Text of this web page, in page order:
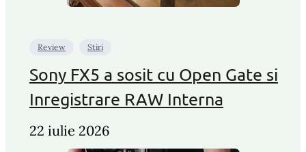
Review Stiri
Sony FX5 a sosit cu Open Gate si
Inregistrare RAW Interna
22 iulie 2026